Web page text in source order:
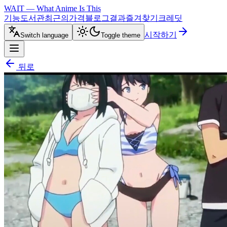
WAIT — What Anime Is This
기능도서관최근의 가격블로그결과즐겨찾기 크레딧
Switch language Toggle theme 시작하기
뒤로